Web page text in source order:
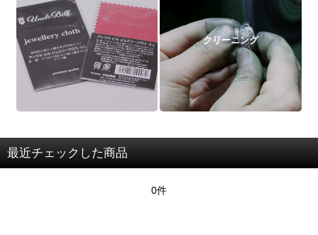
クリーニング
最近チェックした商品
0件